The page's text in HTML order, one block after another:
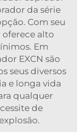
da série
Com seu
alto
Em
EXCN são
seus diversos
e longa vida
qualquer
de